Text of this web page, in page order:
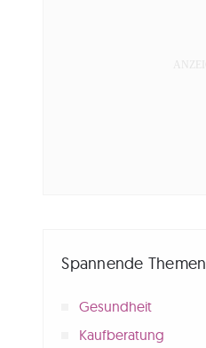
Spannende Themen
Gesundheit
Kaufberatung